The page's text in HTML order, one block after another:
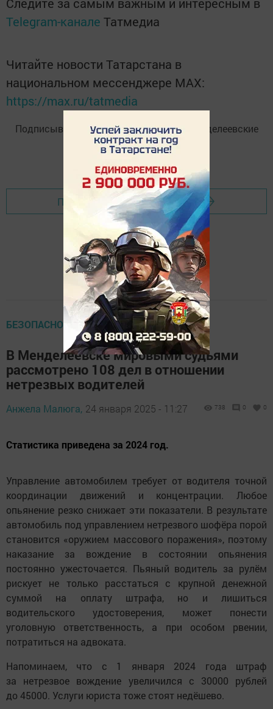
Telegram-канале Татмедиа
Читайте новости Татарстана в
национальном мессенджере MАХ:
https://max.ru/tatmedia
Подписывайтесь наTelegram-канал«Менделеевские
новости»
Перейти на страницу новости
БЕЗОПАСНОСТЬ ДОРОЖНОГО ДВИЖЕНИЯ
В Менделеевске мировыми судьями
рассмотрено 108 дел в отношении
нетрезвых водителей
Анжела Малюга, 24 января 2025 - 11:27 738 0 0
Статистика приведена за 2024 год.
Управление автомобилем требует от водителя точной
координации движений и концентрации. Любое
опьянение резко снижает эти показатели. В результате
автомобиль под управлением нетрезвого шофёра порой
становится «оружием массового поражения», поэтому
наказание за вождение в состоянии опьянения
постоянно ужесточается. Пьяный водитель за рулём
рискует не только расстаться с крупной денежной
суммой на оплату штрафа, но и лишиться
водительского удостоверения, может понести
уголовную ответственность, а при особом рвении,
потратиться на адвоката.
Напоминаем, что с 1 января 2024 года штраф
за нетрезвое вождение увеличился с 30000 рублей
до 45000. Услуги юриста тоже стоят недёшево.